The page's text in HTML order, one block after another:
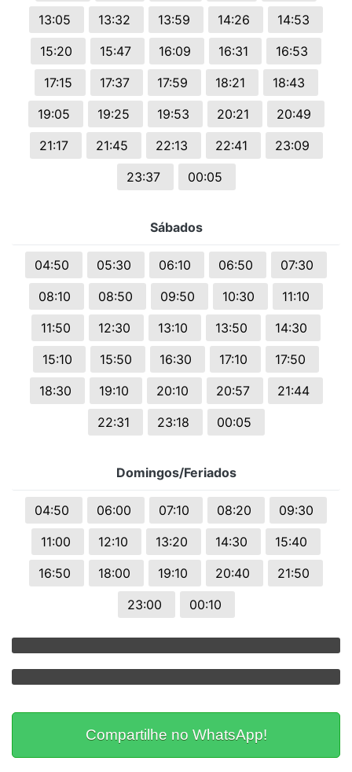
13:05 13:32 13:59 14:26
14:53
15:20
15:47 16:09 16:31
16:53
17:15
17:37 17:59 18:21
18:43
19:05
19:25 19:53 20:21
20:49
21:17
21:45 22:13 22:41
23:09
23:37
00:05
Sábados
04:50 05:30 06:10 06:50
07:30
08:10
08:50 09:50 10:30
11:10
11:50
12:30 13:10 13:50
14:30
15:10
15:50 16:30 17:10
17:50
18:30
19:10 20:10 20:57
21:44
22:31
23:18 00:05
Domingos/Feriados
04:50 06:00 07:10 08:20
09:30
11:00
12:10 13:20 14:30
15:40
16:50
18:00 19:10 20:40
21:50
23:00
00:10
Compartilhe no WhatsApp!